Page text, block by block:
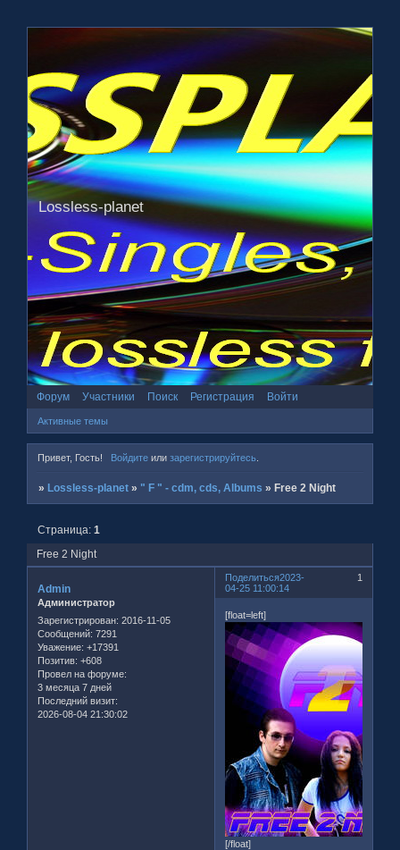
Lossless-planet
Форум Участники Поиск Регистрация Войти
Активные темы
Привет, Гость! Войдитеили зарегистрируйтесь.
» Lossless-planet » " F " - cdm, cds, Albums » Free 2 Night
Free 2 Night
Страница:1
Поделиться 1
2023-
04-25 11:00:14
Admin
Администратор
Зарегистрирован: 2016-11-05
Сообщений: 7291
Уважение: +17391
Позитив: +608
Провел на форуме:
3 месяца 7 дней
Последний визит:
2026-08-04 21:30:02
[float=left]
[/float]